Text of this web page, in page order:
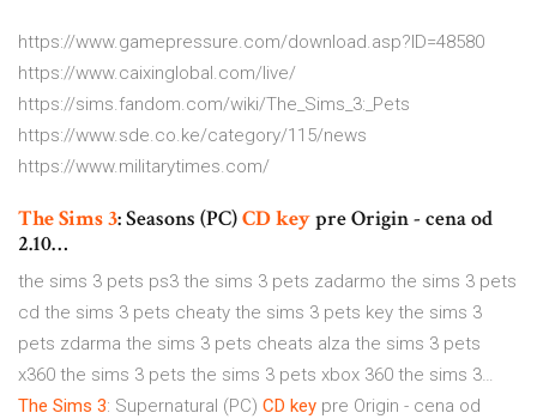
https://www.gamepressure.com/download.asp?ID=48580
https://www.caixinglobal.com/live/
https://sims.fandom.com/wiki/The_Sims_3:_Pets
https://www.sde.co.ke/category/115/news
https://www.militarytimes.com/
The Sims3: Seasons (PC)CDkeypre Origin - cena od
2.10…
the sims 3 pets ps3 the sims 3 pets zadarmo the sims 3 pets
cd the sims 3 pets cheaty the sims 3 pets key the sims 3
pets zdarma the sims 3 pets cheats alza the sims 3 pets
x360 the sims 3 pets the sims 3 pets xbox 360 the sims 3…
The Sims 3: Supernatural (PC) CD key pre Origin - cena od